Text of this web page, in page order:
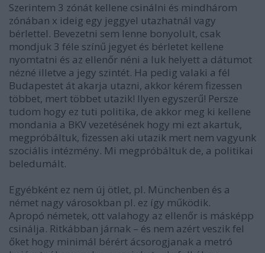
Szerintem 3 zónát kellene csinálni és mindhárom
zónában x ideig egy jeggyel utazhatnál vagy
bérlettel. Bevezetni sem lenne bonyolult, csak
mondjuk 3 féle színű jegyet és bérletet kellene
nyomtatni és az ellenőr néni a luk helyett a dátumot
nézné illetve a jegy szintét. Ha pedig valaki a fél
Budapestet át akarja utazni, akkor kérem fizessen
többet, mert többet utazik! Ilyen egyszerű! Persze
tudom hogy ez tuti politika, de akkor meg ki kellene
mondania a BKV vezetésének hogy mi ezt akartuk,
megpróbáltuk, fizessen aki utazik mert nem vagyunk
szociális intézmény. Mi megpróbáltuk de, a politikai
beledumált.
Egyébként ez nem új ötlet, pl. Münchenben és a
német nagy városokban pl. ez így működik.
Apropó németek, ott valahogy az ellenőr is másképp
csinálja. Ritkábban járnak – és nem azért veszik fel
őket hogy minimál bérért ácsorogjanak a metró